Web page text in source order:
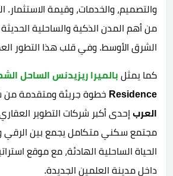
والتصميم، والخدمات، وقيمة الاستثمار.
من أهم المدن الذكية والساحلية
الشرق الأوسط. وفي قلب هذا التطور
كما يمثل بالميرا ريزيدنس الساحل
Residence خطوة جريئة ومتقدمة من
العرب إحدى أكبر شركات التطوير
مجتمع سكني متكامل يجمع بين الرقي
الحياة الساحلية الهادئة، مع موقع
داخل مدينة العلمين الجديدة.